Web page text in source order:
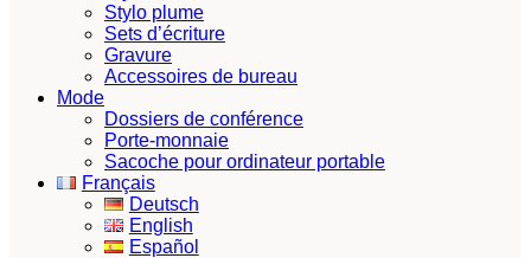
Stylo plume
Sets d’écriture
Gravure
Accessoires de bureau
Mode
Dossiers de conférence
Porte-monnaie
Sacoche pour ordinateur portable
Français
Deutsch
English
Español